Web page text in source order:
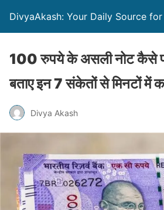
DivyaAkash: Your Daily Source
100 रुपये के असली नोट कैसे
बताए इन 7 संकेतों से मिनटों में
Divya Akash